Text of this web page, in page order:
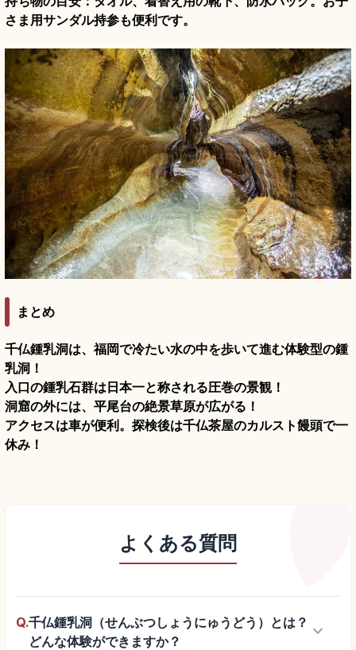
さま用サンダル持参も便利です。
まとめ
千仏鍾乳洞は、福岡で冷たい水の中を歩いて進む体験型の鍾
乳洞！
入口の鍾乳石群は日本一と称される圧巻の景観！
洞窟の外には、平尾台の絶景草原が広がる！
アクセスは車が便利。探検後は千仏茶屋のカルスト饅頭で一
休み！
よくある質問
Q.千仏鍾乳洞（せんぶつしょうにゅうどう）とは？
どんな体験ができますか？
keyboard_arrow_down